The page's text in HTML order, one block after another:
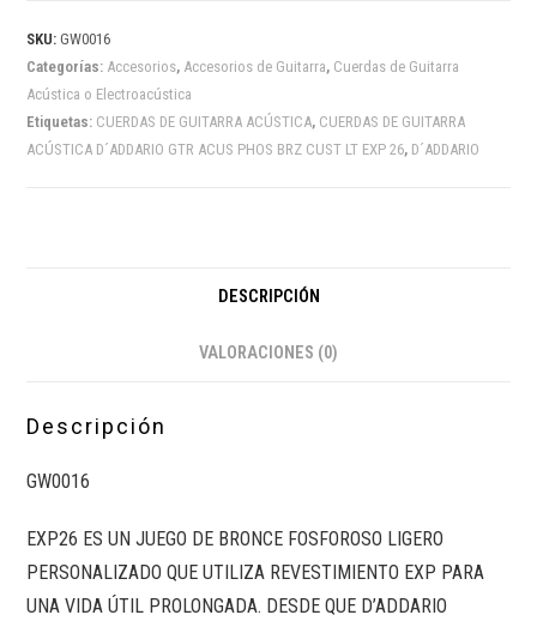
SKU:GW0016
Categorías: Accesorios, Accesorios de Guitarra, Cuerdas de Guitarra
Acústica o Electroacústica
Etiquetas: CUERDAS DE GUITARRA ACÚSTICA, CUERDAS DE GUITARRA
ACÚSTICA D´ADDARIO GTR ACUS PHOS BRZ CUST LT EXP 26, D´ADDARIO
DESCRIPCIÓN
VALORACIONES (0)
Descripción
GW0016
EXP26 ES UN JUEGO DE BRONCE FOSFOROSO LIGERO
PERSONALIZADO QUE UTILIZA REVESTIMIENTO EXP PARA
UNA VIDA ÚTIL PROLONGADA. DESDE QUE D’ADDARIO